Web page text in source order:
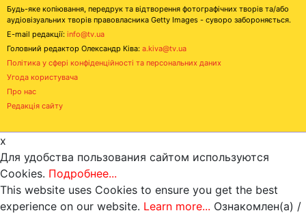
Будь-яке копіювання, передрук та відтворення фотографічних творів та/або
аудіовізуальних творів правовласника Getty Images - суворо забороняється.
E-mail редакції: info@tv.ua
Головний редактор Олександр Ківа: a.kiva@tv.ua
Політика у сфері конфіденційності та персональних даних
Угода користувача
Про нас
Редакція сайту
x
Для удобства пользования сайтом используются
Cookies. Подробнее...
This website uses Cookies to ensure you get the best
experience on our website. Learn more... Ознакомлен(а) /